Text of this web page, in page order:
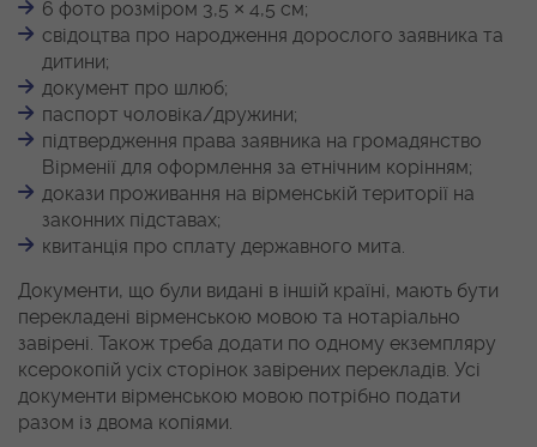
6 фото розміром 3,5 × 4,5 см;
свідоцтва про народження дорослого заявника та
дитини;
документ про шлюб;
паспорт чоловіка/дружини;
підтвердження права заявника на громадянство
Вірменії для оформлення за етнічним корінням;
докази проживання на вірменській території на
законних підставах;
квитанція про сплату державного мита.
Документи, що були видані в іншій країні, мають бути
перекладені вірменською мовою та нотаріально
завірені. Також треба додати по одному екземпляру
ксерокопій усіх сторінок завірених перекладів. Усі
документи вірменською мовою потрібно подати
разом із двома копіями.